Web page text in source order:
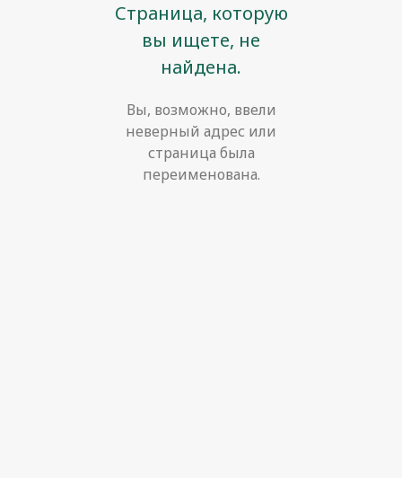
Страница, которую
вы ищете, не
найдена.
Вы, возможно, ввели
неверный адрес или
страница была
переименована.